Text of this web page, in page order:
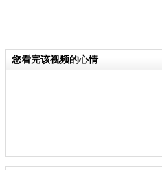
您看完该视频的心情